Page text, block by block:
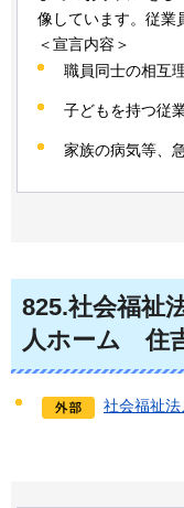
像しています。従業
＜宣言内容＞
職員同士の相互
子どもを持つ従
家族の病気等、
825.社会福祉
人ホーム
住
社会福祉法